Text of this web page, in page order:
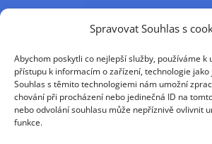
Spravovat Souhlas s
Abychom poskytli co nejlepší služby, používáme k
přístupu k informacím o zařízení, technologie jako
Souhlas s těmito technologiemi nám umožní
chování při procházení nebo jedinečná ID na
nebo odvolání souhlasu může nepříznivě ovlivnit
funkce.
Příjmení
Křestní jméno
E-mail